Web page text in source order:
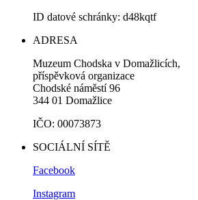
ID datové schránky: d48kqtf
ADRESA
Muzeum Chodska v Domažlicích,
příspěvková organizace
Chodské náměstí 96
344 01 Domažlice
IČO: 00073873
SOCIÁLNÍ SÍTĚ
Facebook
Instagram